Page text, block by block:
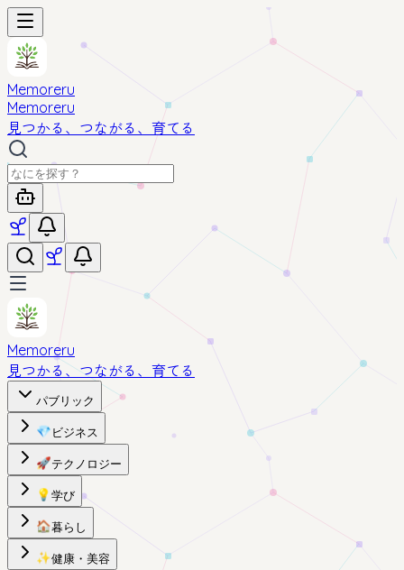
Memoreru
Memoreru
見つかる、つながる、育てる
Memoreru
見つかる、つながる、育てる
パブリック
💎 ビジネス
🚀テクノロジー
💡 学び
🏠暮らし
✨健康・美容